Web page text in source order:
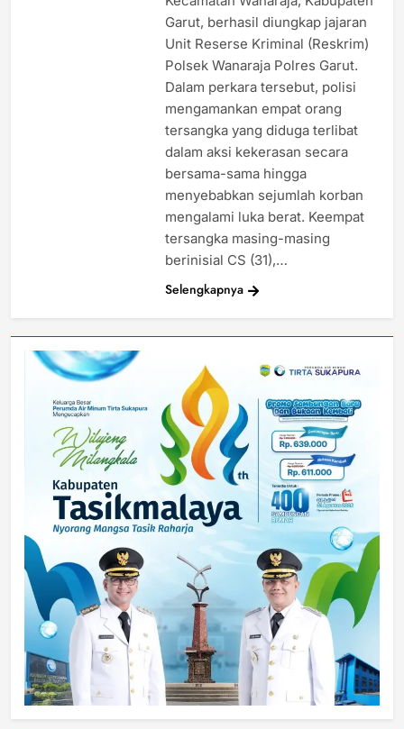
Garut, berhasil diungkap jajaran
Unit Reserse Kriminal (Reskrim)
Polsek Wanaraja Polres Garut.
Dalam perkara tersebut, polisi
mengamankan empat orang
tersangka yang diduga terlibat
dalam aksi kekerasan secara
bersama-sama hingga
menyebabkan sejumlah korban
mengalami luka berat. Keempat
tersangka masing-masing
berinisial CS (31),…
Selengkapnya